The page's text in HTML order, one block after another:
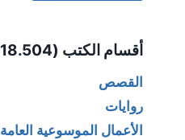
أقسام الكتب (18.504 كتاب)
القصص
روايات
الأعمال الموسوعية العامة